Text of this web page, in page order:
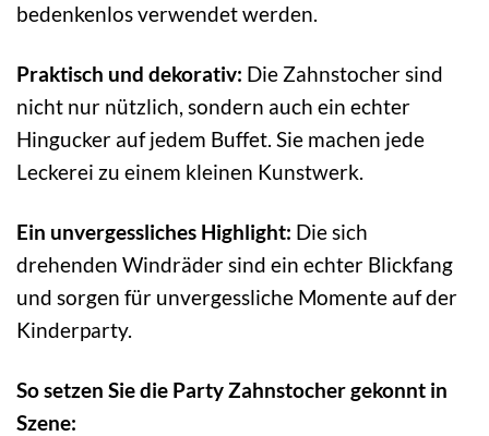
bedenkenlos verwendet werden.
Praktisch und dekorativ: Die Zahnstocher sind
nicht nur nützlich, sondern auch ein echter
Hingucker auf jedem Buffet. Sie machen jede
Leckerei zu einem kleinen Kunstwerk.
Ein unvergessliches Highlight: Die sich
drehenden Windräder sind ein echter Blickfang
und sorgen für unvergessliche Momente auf der
Kinderparty.
So setzen Sie die Party Zahnstocher gekonnt in
Szene: